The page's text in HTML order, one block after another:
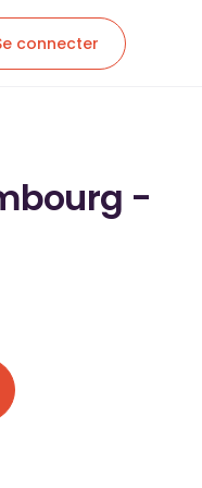
connecter
-